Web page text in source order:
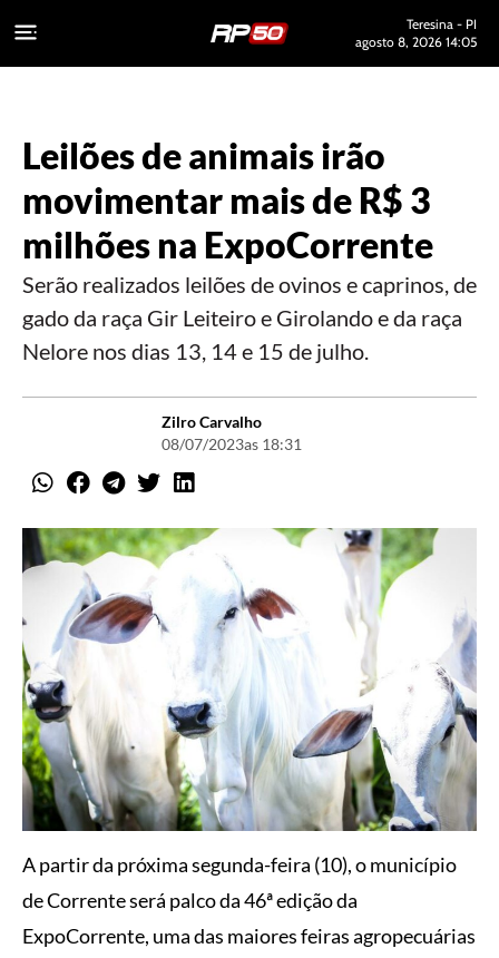
Teresina - PI
agosto 8, 2026 14:05
Leilões de animais irão
movimentar mais de R$ 3
milhões na ExpoCorrente
Serão realizados leilões de ovinos e caprinos, de
gado da raça Gir Leiteiro e Girolando e da raça
Nelore nos dias 13, 14 e 15 de julho.
Zilro Carvalho
08/07/2023as 18:31
A partir da próxima segunda-feira (10), o município
de Corrente será palco da 46ª edição da
ExpoCorrente, uma das maiores feiras agropecuárias